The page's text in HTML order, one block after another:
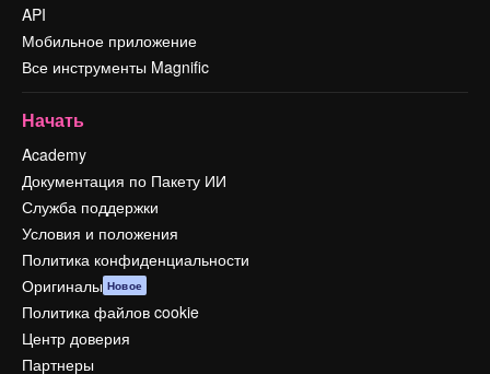
API
Мобильное приложение
Все инструменты Magnific
Начать
Academy
Документация по Пакету ИИ
Служба поддержки
Условия и положения
Политика конфиденциальности
Оригиналы Новое
Политика файлов cookie
Центр доверия
Партнеры